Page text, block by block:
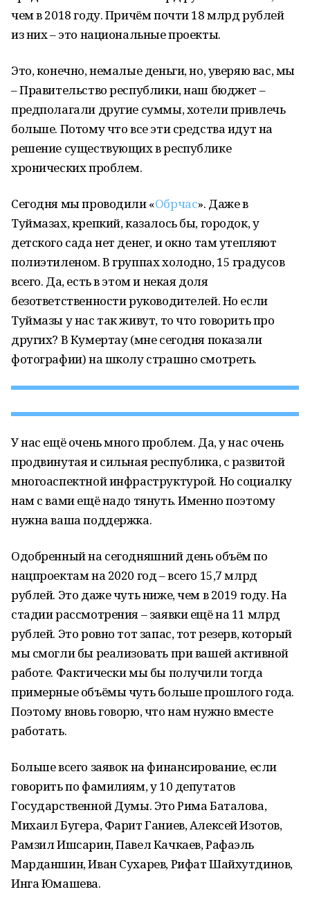
чем в 2018 году. Причём почти 18 млрд рублей
из них – это национальные проекты.
Это, конечно, немалые деньги, но, уверяю вас, мы
– Правительство республики, наш бюджет –
предполагали другие суммы, хотели привлечь
больше. Потому что все эти средства идут на
решение существующих в республике
хронических проблем.
Сегодня мы проводили «Обрчас». Даже в
Туймазах, крепкий, казалось бы, городок, у
детского сада нет денег, и окно там утепляют
полиэтиленом. В группах холодно, 15 градусов
всего. Да, есть в этом и некая доля
безответственности руководителей. Но если
Туймазы у нас так живут, то что говорить про
других? В Кумертау (мне сегодня показали
фотографии) на школу страшно смотреть.
У нас ещё очень много проблем. Да, у нас очень
продвинутая и сильная республика, с развитой
многоаспектной инфраструктурой. Но социалку
нам с вами ещё надо тянуть. Именно поэтому
нужна ваша поддержка.
Одобренный на сегодняшний день объём по
нацпроектам на 2020 год – всего 15,7 млрд
рублей. Это даже чуть ниже, чем в 2019 году. На
стадии рассмотрения – заявки ещё на 11 млрд
рублей. Это ровно тот запас, тот резерв, который
мы смогли бы реализовать при вашей активной
работе. Фактически мы бы получили тогда
примерные объёмы чуть больше прошлого года.
Поэтому вновь говорю, что нам нужно вместе
работать.
Больше всего заявок на финансирование, если
говорить по фамилиям, у 10 депутатов
Государственной Думы. Это Рима Баталова,
Михаил Бугера, Фарит Ганиев, Алексей Изотов,
Рамзил Ишсарин, Павел Качкаев, Рафаэль
Марданшин, Иван Сухарев, Рифат Шайхутдинов,
Инга Юмашева.